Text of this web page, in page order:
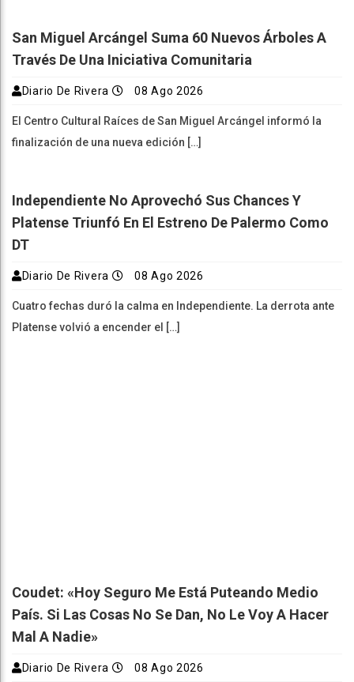
San Miguel Arcángel Suma 60 Nuevos Árboles A
Través De Una Iniciativa Comunitaria
Diario De Rivera 08 Ago 2026
El Centro Cultural Raíces de San Miguel Arcángel informó la
finalización de una nueva edición […]
Independiente No Aprovechó Sus Chances Y
Platense Triunfó En El Estreno De Palermo Como
DT
Diario De Rivera 08 Ago 2026
Cuatro fechas duró la calma en Independiente. La derrota ante
Platense volvió a encender el […]
Coudet: «Hoy Seguro Me Está Puteando Medio
País. Si Las Cosas No Se Dan, No Le Voy A Hacer
Mal A Nadie»
Diario De Rivera 08 Ago 2026